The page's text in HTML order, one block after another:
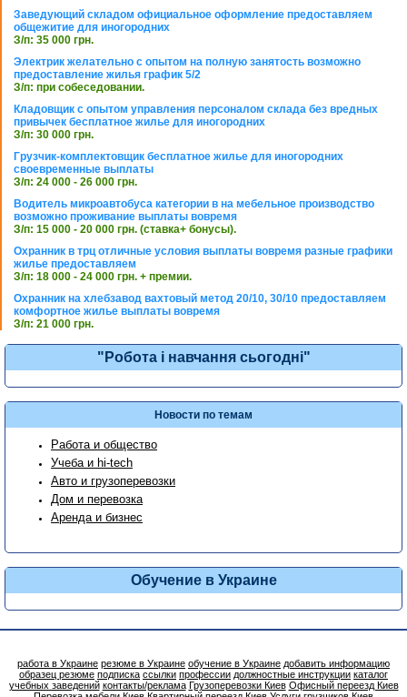
Заведующий складом официальное оформление предоставляем
общежитие для иногородних
З/п: 35 000 грн.
Электрик желательно с опытом на полную занятость возможно
предоставление жилья график 5/2
З/п: при собеседовании.
Кладовщик с опытом управления персоналом склада без вредных
привычек бесплатное жилье для иногородних
З/п: 30 000 грн.
Грузчик-комплектовщик бесплатное жилье для иногородних
своевременные выплаты
З/п: 24 000 - 26 000 грн.
Водитель микроавтобуса категории в на мебельное производство
возможно проживание выплаты вовремя
З/п: 15 000 - 20 000 грн. (ставка+ бонусы).
Охранник в трц отличные условия выплаты вовремя разные графики
жилье предоставляем
З/п: 18 000 - 24 000 грн. + премии.
Охранник на хлебзавод вахтовый метод 20/10, 30/10 предоставляем
комфортное жилье выплаты вовремя
З/п: 21 000 грн.
"Робота і навчання сьогодні"
Новости по темам
Работа и общество
Учеба и hi-tech
Авто и грузоперевозки
Дом и перевозка
Аренда и бизнес
Обучение в Украине
работа в Украине резюме в Украине обучение в Украине добавить информацию
образец резюме подписка ссылки профессии должностные инструкции каталог
учебных заведений контакты/реклама Грузоперевозки Киев Офисный переезд Киев